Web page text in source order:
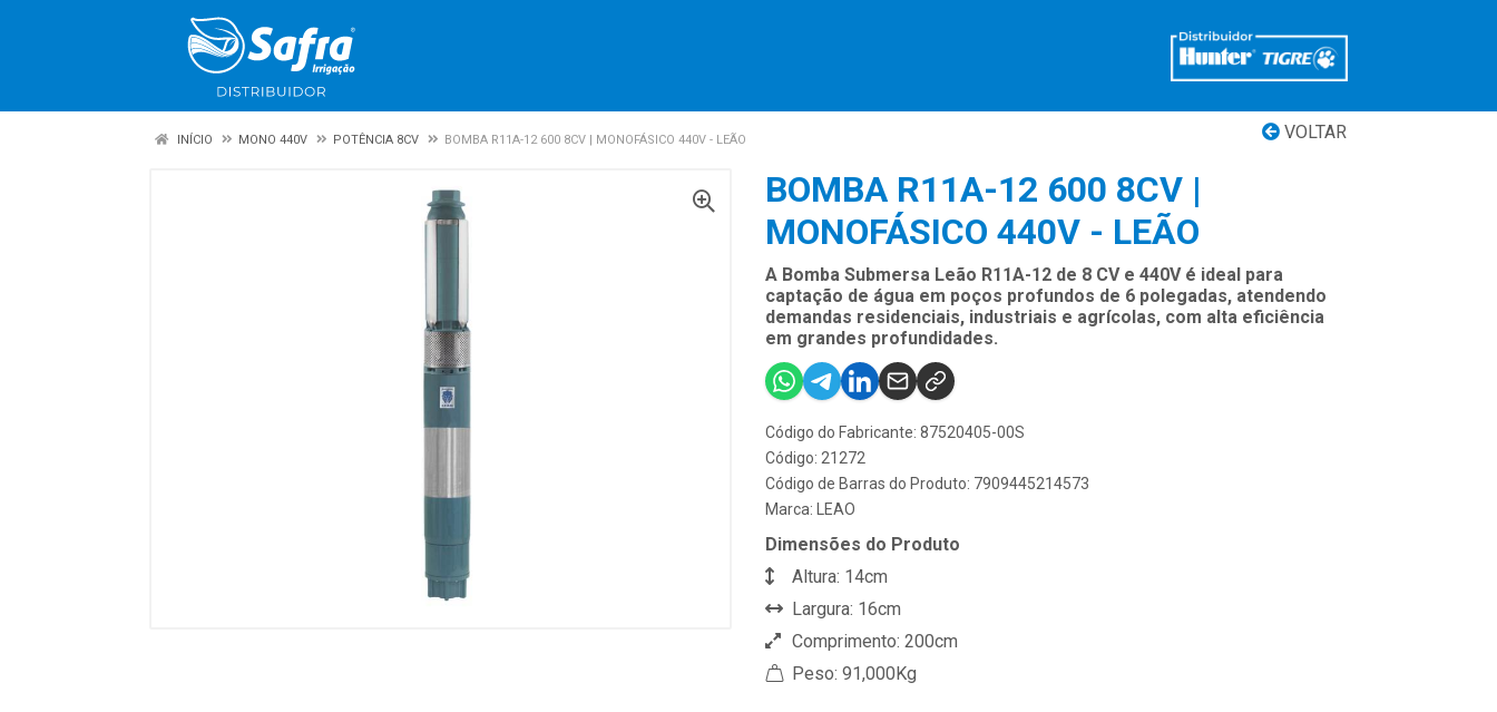
VOLTAR
INÍCIO MONO 440V POTÊNCIA 8CV BOMBA R11A-12 600 8CV | MONOFÁSICO 440V - LEÃO
BOMBA R11A-12 600 8CV |
MONOFÁSICO 440V - LEÃO
A Bomba Submersa Leão R11A-12 de 8 CV e 440V é ideal para
captação de água em poços profundos de 6 polegadas, atendendo
demandas residenciais, industriais e agrícolas, com alta eficiência
em grandes profundidades.
Código do Fabricante: 87520405-00S
Código: 21272
Código de Barras do Produto: 7909445214573
Marca:
LEAO
Dimensões do Produto
Altura: 14cm
Largura: 16cm
Comprimento: 200cm
Peso: 91,000Kg